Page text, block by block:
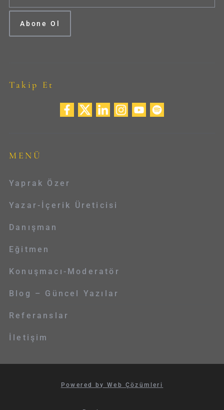
Takip Et
MENÜ
Yaprak Özer
Yazar-İçerik Üreticisi
Danışman
Eğitmen
Konuşmacı-Moderatör
Blog – Güncel Yazılar
Referanslar
İletişim
Powered by Web Çözümleri